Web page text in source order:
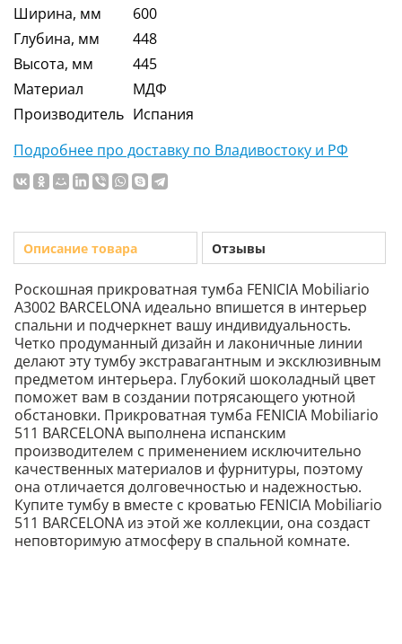
Ширина, мм
600
Глубина, мм
448
Высота, мм
445
Материал
МДФ
Производитель Испания
Подробнее про доставку по Владивостоку и РФ
Описание товара Отзывы
Роскошная прикроватная тумба FENICIA Mobiliario
А3002 BARCELONA идеально впишется в интерьер
спальни и подчеркнет вашу индивидуальность.
Четко продуманный дизайн и лаконичные линии
делают эту тумбу экстравагантным и эксклюзивным
предметом интерьера. Глубокий шоколадный цвет
поможет вам в создании потрясающего уютной
обстановки. Прикроватная тумба FENICIA Mobiliario
511 BARCELONA выполнена испанским
производителем с применением исключительно
качественных материалов и фурнитуры, поэтому
она отличается долговечностью и надежностью.
Купите тумбу в вместе с кроватью FENICIA Mobiliario
511 BARCELONA из этой же коллекции, она создаст
неповторимую атмосферу в спальной комнате.